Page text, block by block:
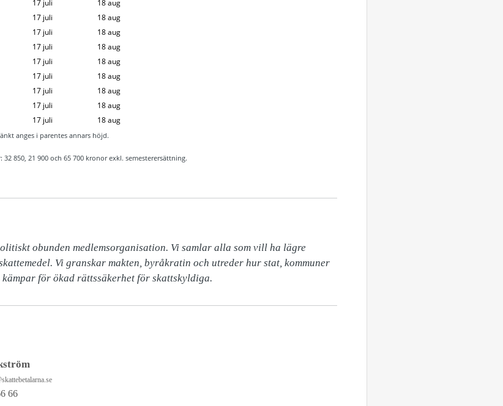
17 juli
18 aug
17 juli
18 aug
17 juli
18 aug
17 juli
18 aug
17 juli
18 aug
17 juli
18 aug
17 juli
18 aug
17 juli
18 aug
17 juli 18 aug
anges i parentes annars höjd.
850, 21 900 och 65 700 kronor exkl. semesterersättning.
obunden medlemsorganisation. Vi samlar alla som vill ha lägre
Vi granskar makten, byråkratin och utreder hur stat, kommuner
för ökad rättssäkerhet för skattskyldiga.
66